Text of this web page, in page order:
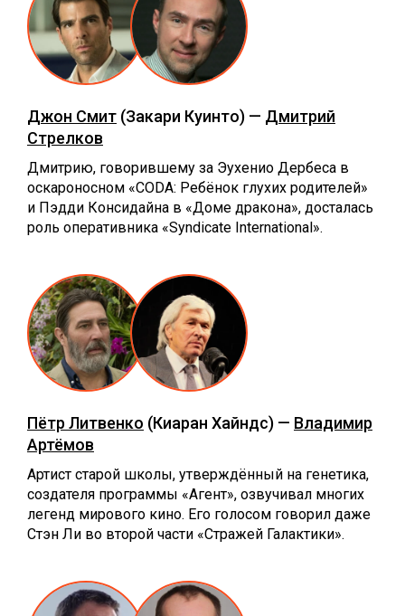
Джон Смит (Закари Куинто) — Дмитрий
Стрелков
Дмитрию, говорившему за Эухенио Дербеса в
оскароносном «CODA: Ребёнок глухих родителей»
и Пэдди Консидайна в «Доме дракона», досталась
роль оперативника «Syndicate International».
Пётр Литвенко (Киаран Хайндс) — Владимир
Артёмов
Артист старой школы, утверждённый на генетика,
создателя программы «Агент»‎, озвучивал многих
легенд мирового кино. Его голосом говорил даже
Стэн Ли во второй части «Стражей Галактики»‎.